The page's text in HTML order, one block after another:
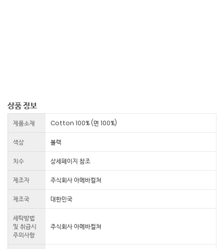
상품 정보
제품소재 Cotton 100% (면 100%)
색상 블랙
치수 상세페이지 참조
제조자 주식회사 아메바컬쳐
제조국 대한민국
세탁방법
및 취급시
주의사항
주식회사 아메바컬쳐